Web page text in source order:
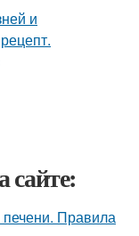
сайте:
Правила